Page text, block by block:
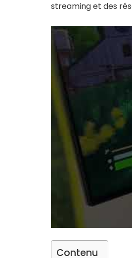
streaming et des
Contenu